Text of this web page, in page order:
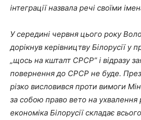
інтеграції назвала речі своїми
У середині червня цього року
дорікнув керівництву Білорусії у
„щось на кшталт СРСР” і відразу
повернення до СРСР не буде.
різко висловився проти вимоги
за собою право вето на ухвалення
економіка Білорусії складає